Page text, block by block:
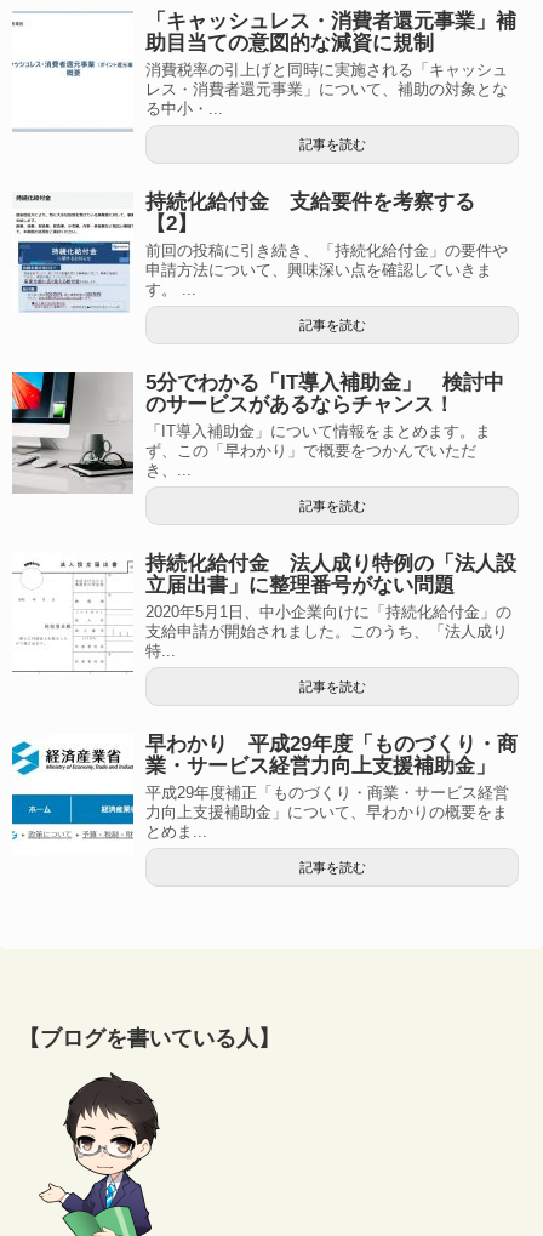
「キャッシュレス・消費者還元事業」補
助目当ての意図的な減資に規制
消費税率の引上げと同時に実施される「キャッシュ
レス・消費者還元事業」について、補助の対象とな
る中小・...
記事を読む
持続化給付金 支給要件を考察する
【2】
前回の投稿に引き続き、「持続化給付金」の要件や
申請方法について、興味深い点を確認していきま
す。 ...
記事を読む
5分でわかる「IT導入補助金」 検討中
のサービスがあるならチャンス！
「IT導入補助金」について情報をまとめます。ま
ず、この「早わかり」で概要をつかんでいただ
き、...
記事を読む
持続化給付金 法人成り特例の「法人設
立届出書」に整理番号がない問題
2020年5月1日、中小企業向けに「持続化給付金」の
支給申請が開始されました。このうち、「法人成り
特...
記事を読む
早わかり 平成29年度「ものづくり・商
業・サービス経営力向上支援補助金」
平成29年度補正「ものづくり・商業・サービス経営
力向上支援補助金」について、早わかりの概要をま
とめま...
記事を読む
【ブログを書いている人】